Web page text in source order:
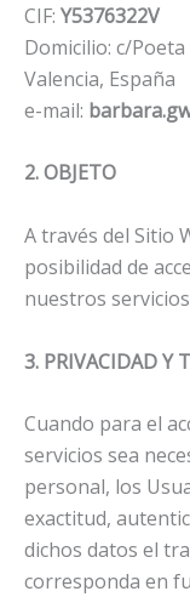
CIF: Y5376322V
Domicilio: c/
Valencia, España
e-mail:
2. OBJETO
A través del Sitio
posibilidad de
nuestros
3. PRIVACIDAD Y
Cuando para el
servicios sea
personal, los
exactitud,
dichos datos el
corresponda en